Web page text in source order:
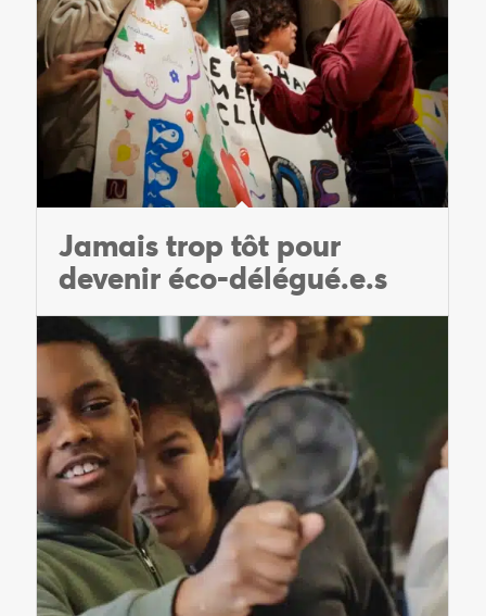
Jamais trop tôt pour
devenir éco-délégué.e.s